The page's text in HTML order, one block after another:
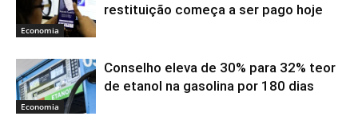
Economia
restituição começa a ser pago hoje
Economia
Conselho eleva de 30% para 32% teor
de etanol na gasolina por 180 dias